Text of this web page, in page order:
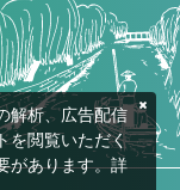
解析、広告配信
を閲覧いただく
があります。詳